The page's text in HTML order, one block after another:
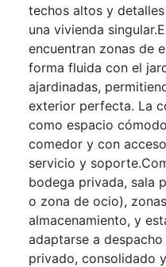
techos altos y
una vivienda
encuentran zonas de
forma fluida con el
ajardinadas,
exterior perfecta. La
como espacio
comedor y con
servicio y
bodega privada, sala
o zona de ocio),
almacenamiento, y
adaptarse a
privado, consolidado